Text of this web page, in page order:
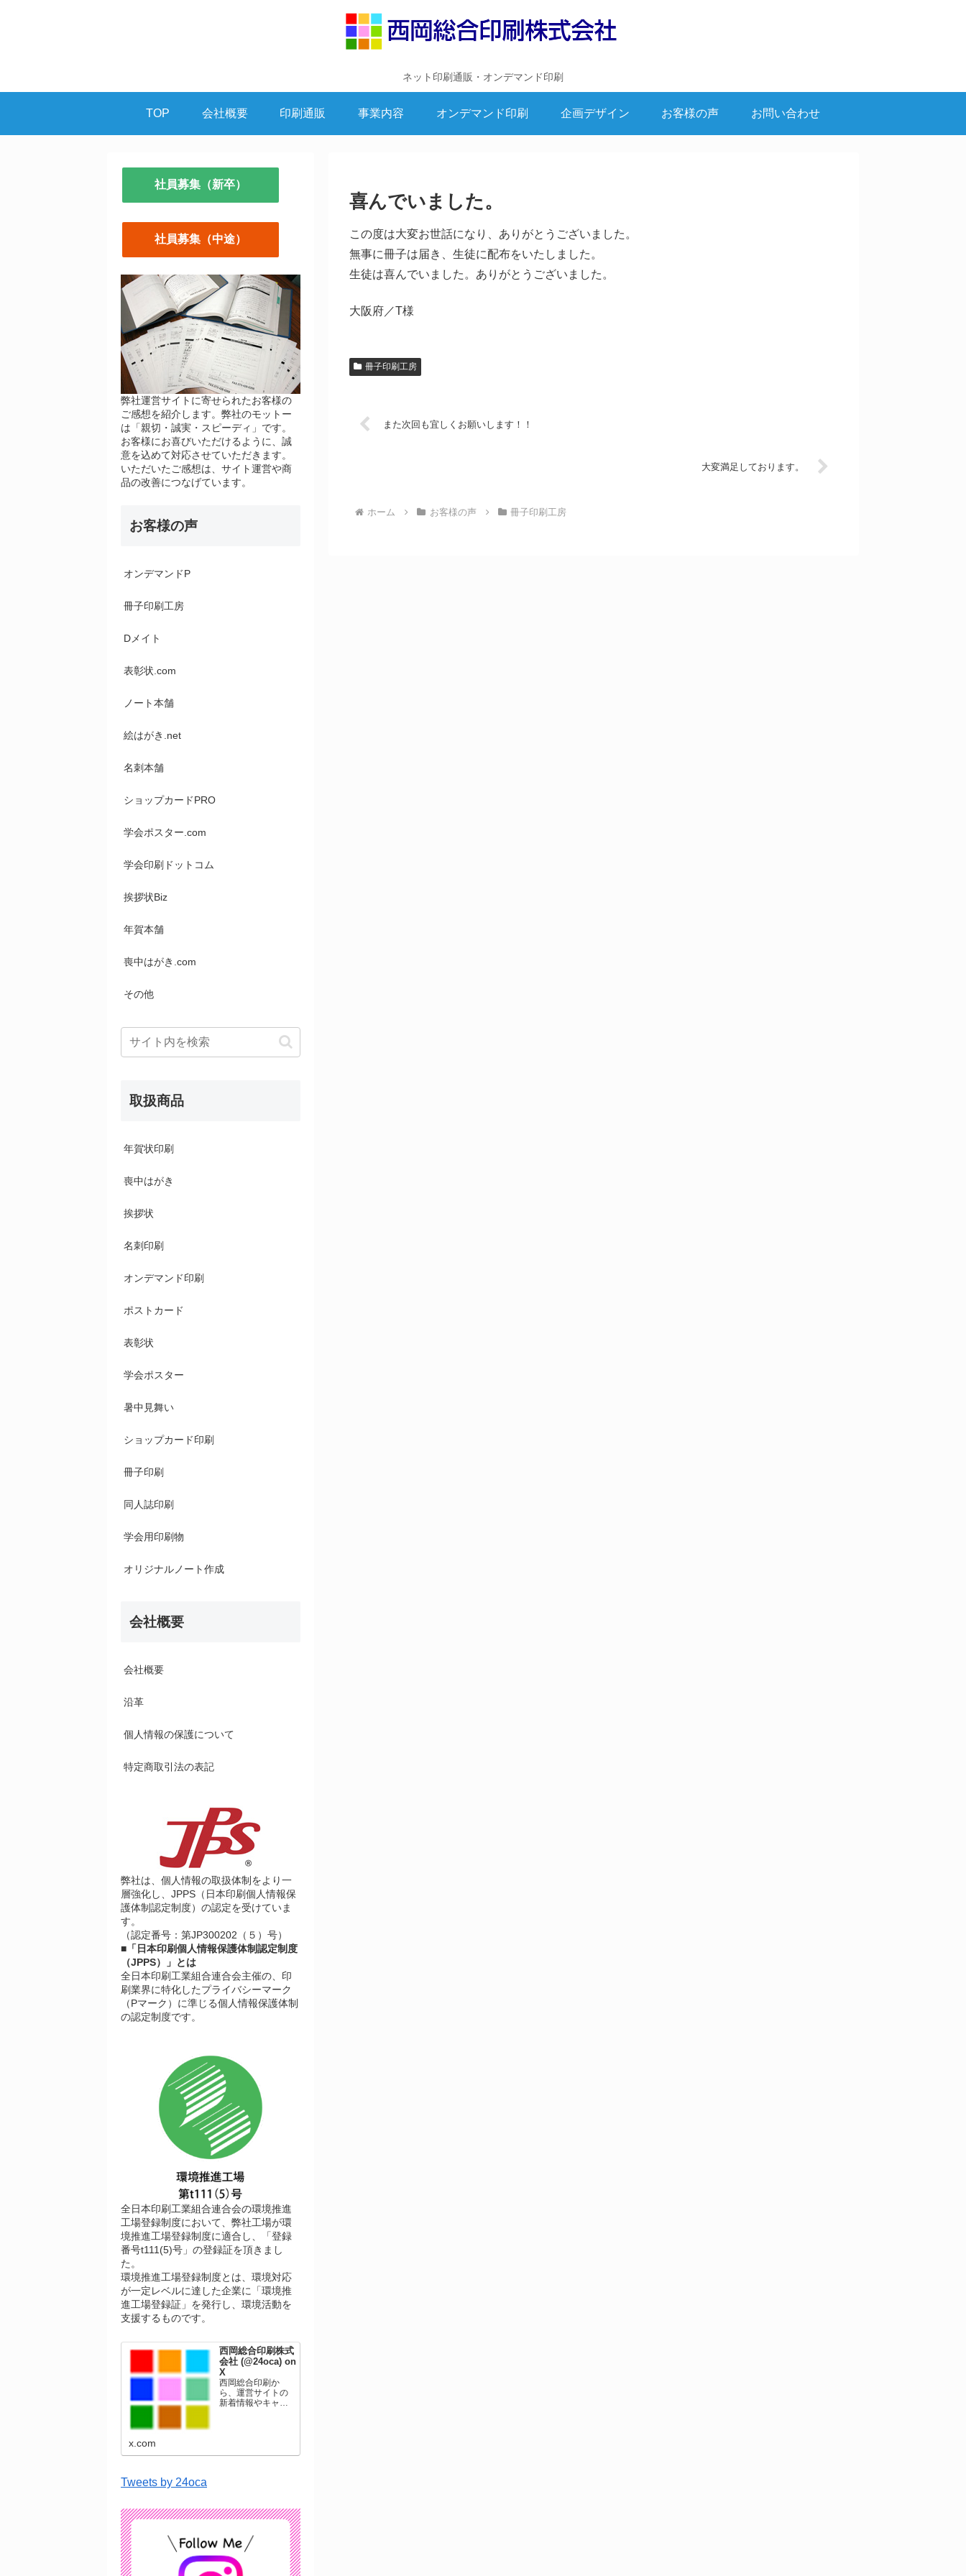
ネット印刷通販・オンデマンド印刷
TOP 会社概要 印刷通販 事業内容 オンデマンド印刷 企画デザイン お客様の声 お問い合わせ
喜んでいました。
この度は大変お世話になり、ありがとうございました。
無事に冊子は届き、生徒に配布をいたしました。
生徒は喜んでいました。ありがとうございました。
大阪府／T様
冊子印刷工房
また次回も宜しくお願いします！！
大変満足しております。
ホーム お客様の声 冊子印刷工房
社員募集（新卒）
社員募集（中途）
弊社運営サイトに寄せられたお客様の
ご感想を紹介します。弊社のモットー
は「親切・誠実・スピーディ」です。
お客様にお喜びいただけるように、誠
意を込めて対応させていただきます。
いただいたご感想は、サイト運営や商
品の改善につなげています。
お客様の声
オンデマンドP
冊子印刷工房
Dメイト
表彰状.com
ノート本舗
絵はがき.net
名刺本舗
ショップカードPRO
学会ポスター.com
学会印刷ドットコム
挨拶状Biz
年賀本舗
喪中はがき.com
その他
取扱商品
年賀状印刷
喪中はがき
挨拶状
名刺印刷
オンデマンド印刷
ポストカード
表彰状
学会ポスター
暑中見舞い
ショップカード印刷
冊子印刷
同人誌印刷
学会用印刷物
オリジナルノート作成
会社概要
会社概要
沿革
個人情報の保護について
特定商取引法の表記
弊社は、個人情報の取扱体制をより一
層強化し、JPPS（日本印刷個人情報保
護体制認定制度）の認定を受けていま
す。
（認定番号：第JP300202（５）号）
■「日本印刷個人情報保護体制認定制度
（JPPS）」とは
全日本印刷工業組合連合会主催の、印
刷業界に特化したプライバシーマーク
（Pマーク）に準じる個人情報保護体制
の認定制度です。
全日本印刷工業組合連合会の環境推進
工場登録制度において、弊社工場が環
境推進工場登録制度に適合し、「登録
番号t111(5)号」の登録証を頂きまし
た。
環境推進工場登録制度とは、環境対応
が一定レベルに達した企業に「環境推
進工場登録証」を発行し、環境活動を
支援するものです。
西岡総合印刷株式
会社 (@24oca) on
X
西岡総合印刷か
ら、運営サイトの
新着情報やキャン
ています。
x.com
Tweets by 24oca